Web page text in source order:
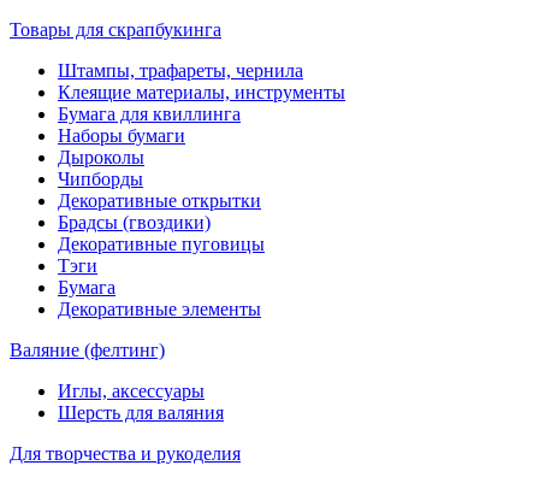
Товары для скрапбукинга
Штампы, трафареты, чернила
Клеящие материалы, инструменты
Бумага для квиллинга
Наборы бумаги
Дыроколы
Чипборды
Декоративные открытки
Брадсы (гвоздики)
Декоративные пуговицы
Тэги
Бумага
Декоративные элементы
Валяние (фелтинг)
Иглы, аксессуары
Шерсть для валяния
Для творчества и рукоделия